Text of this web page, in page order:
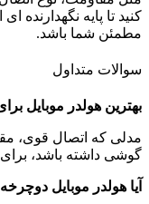
کنید تا پایه
مطمئن شما باشد.
سوالات متداول
بهترین هولدر موبایل
مدلی که اتصال قوی،
گوشی داشته باشد،
آیا هولدر موبایل